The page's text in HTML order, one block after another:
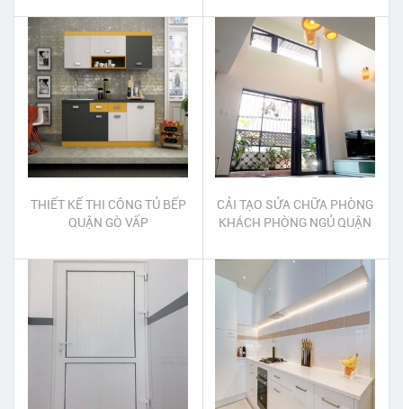
BÌNH CHÁNH
THIẾT KẾ THI CÔNG TỦ BẾP
QUẬN GÒ VẤP
CẢI TẠO SỬA CHỮA PHÒNG
KHÁCH PHÒNG NGỦ QUẬN